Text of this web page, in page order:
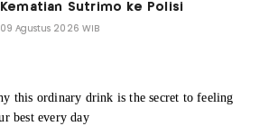
Kematian Sutrimo ke Polisi
09 Agustus 2026 WIB